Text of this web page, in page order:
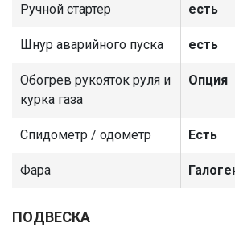
Ручной стартер есть
Шнур аварийного пуска есть
Обогрев рукояток руля и
курка газа
Опция
Спидометр / одометр Есть
Фара
ПОДВЕСКА